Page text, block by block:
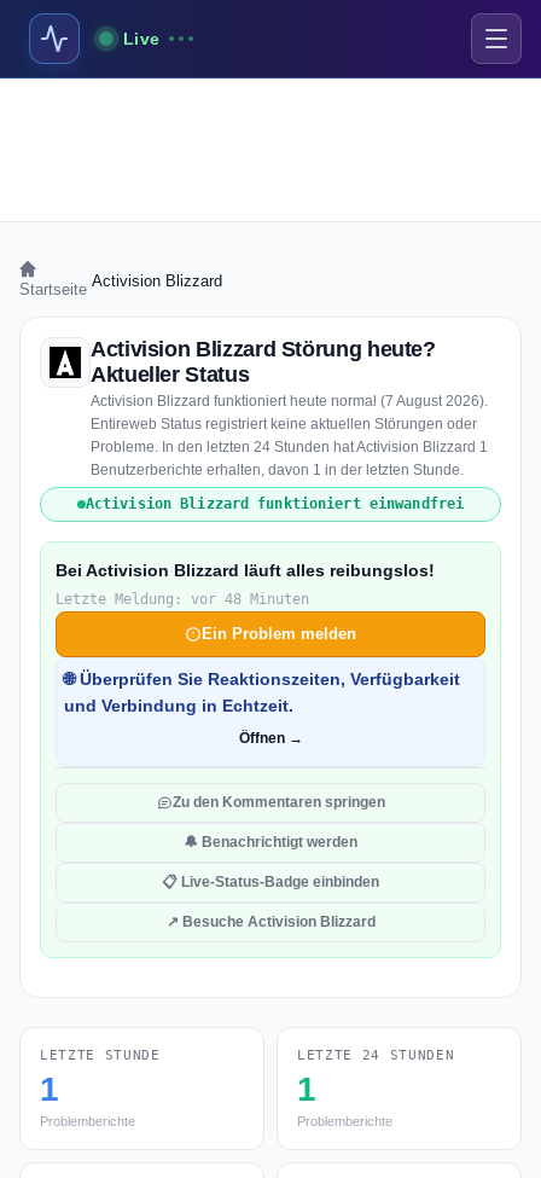
Live
Startseite Activision Blizzard
Activision Blizzard Störung heute?
Aktueller Status
Activision Blizzard funktioniert heute normal (7 August 2026).
Entireweb Status registriert keine aktuellen Störungen oder
Probleme. In den letzten 24 Stunden hat Activision Blizzard 1
Benutzerberichte erhalten, davon 1 in der letzten Stunde.
Activision Blizzard funktioniert einwandfrei
Bei Activision Blizzard läuft alles reibungslos!
Letzte Meldung: vor 48 Minuten
Ein Problem melden
🌐 Überprüfen Sie Reaktionszeiten, Verfügbarkeit
und Verbindung in Echtzeit.
Öffnen →
Zu den Kommentaren springen
🔔 Benachrichtigt werden
📋 Live-Status-Badge einbinden
↗ Besuche Activision Blizzard
LETZTE STUNDE
1
Problemberichte
LETZTE 24 STUNDEN
1
Problemberichte